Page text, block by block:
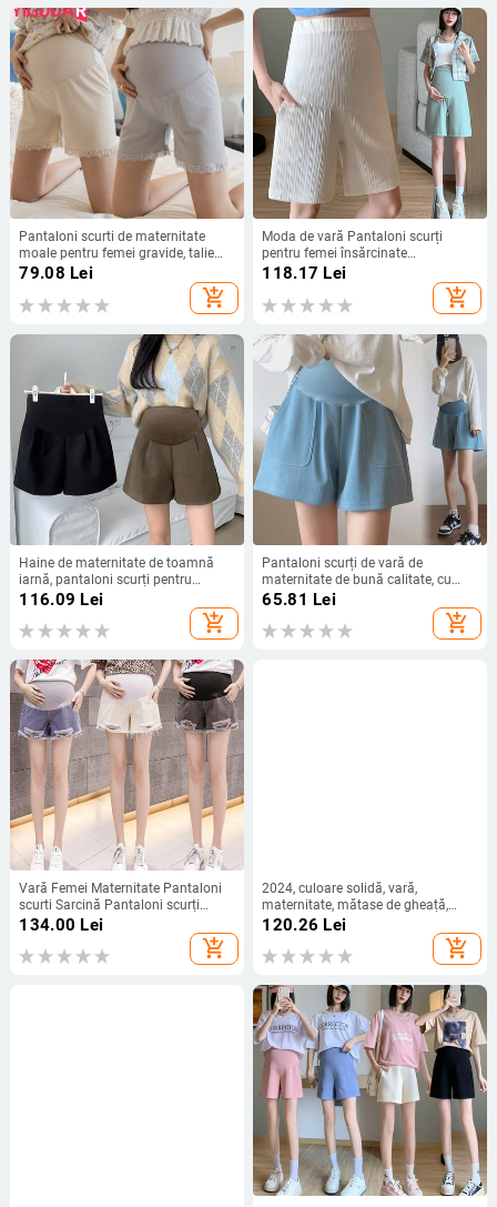
Pantaloni scurti de maternitate
moale pentru femei gravide, talie
reglabilă de vară, elastici, sexy, mini
capris, pantaloni scurți de sarcină,
jambiere
79.08 Lei
add_shopping_cart
Moda de vară Pantaloni scurți
pentru femei însărcinate
Îmbrăcăminte exterioară subțire
Pantaloni pentru abdomen din
bumbac cu buzunare Pantaloni
solidă
118.17 Lei
add_shopping_cart
Haine de maternitate de toamnă
iarnă, pantaloni scurți pentru
abdomen, talie înaltă, cizme largi
pentru femei gravide, pantaloni cu
picioare largi, en-gros
116.09 Lei
add_shopping_cart
Pantaloni scurți de vară de
maternitate de bună calitate, cu
buzunare, pantaloni scurți de
sarcină, ocazional, pentru femeie
însărcinată.
65.81 Lei
add_shopping_cart
Vară Femei Maternitate Pantaloni
scurti Sarcină Pantaloni scurți
Însărcinate Denim cu talie înaltă
134.00 Lei
add_shopping_cart
2024, culoare solidă, vară,
maternitate, mătase de gheață,
pantaloni scurți, subțiri, largi,
casual, pentru femeie însărcinată,
pantaloni de sport la modă,
120.26 Lei
add_shopping_cart